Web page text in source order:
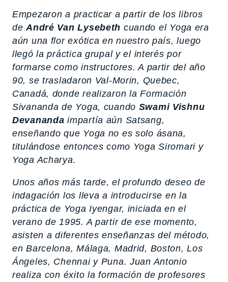
Empezaron a practicar a partir de los libros
deAndré Van Lysebeth cuando el Yoga era
aún una flor exótica en nuestro país, luego
llegó la práctica grupal y el interés por
formarse como instructores. A partir del año
90, se trasladaron Val-Morin, Quebec,
Canadá, donde realizaron la Formación
Sivananda de Yoga, cuando Swami Vishnu
Devananda impartía aún Satsang,
enseñando que Yoga no es solo ásana,
titulándose entonces como Yoga Siromari y
Yoga Acharya.
Unos años más tarde, el profundo deseo de
indagación los lleva a introducirse en la
práctica de Yoga Iyengar, iniciada en el
verano de 1995. A partir de ese momento,
asisten a diferentes enseñanzas del método,
en Barcelona, Málaga, Madrid, Boston, Los
Ángeles, Chennai y Puna. Juan Antonio
realiza con éxito la formación de profesores